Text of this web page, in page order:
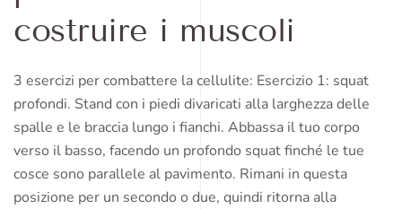
costruire i muscoli
3 esercizi per combattere la cellulite: Esercizio 1: squat
profondi. Stand con i piedi divaricati alla larghezza delle
spalle e le braccia lungo i fianchi. Abbassa il tuo corpo
verso il basso, facendo un profondo squat finché le tue
cosce sono parallele al pavimento. Rimani in questa
posizione per un secondo o due, quindi ritorna alla